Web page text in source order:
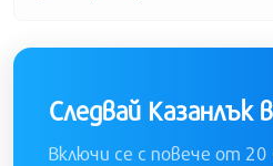
Следвай Казанлък
Включи се с повече от